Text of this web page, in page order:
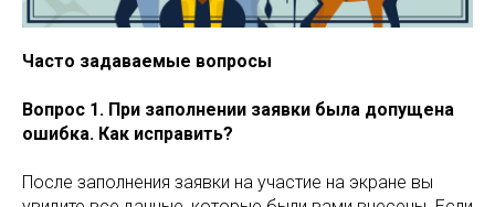
Часто задаваемые вопросы
Вопрос 1. При заполнении заявки была допущена
ошибка. Как исправить?
После заполнения заявки на участие на экране вы